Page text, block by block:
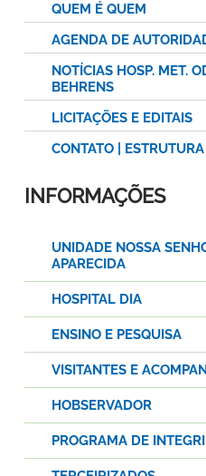
QUEM É QUEM
AGENDA DE
NOTÍCIAS HOSP. MET.
BEHRENS
LICITAÇÕES E EDITAIS
CONTATO | ESTRUTURA
INFORMAÇÕES
UNIDADE NOSSA
APARECIDA
HOSPITAL DIA
ENSINO E PESQUISA
VISITANTES E
HOBSERVADOR
PROGRAMA DE